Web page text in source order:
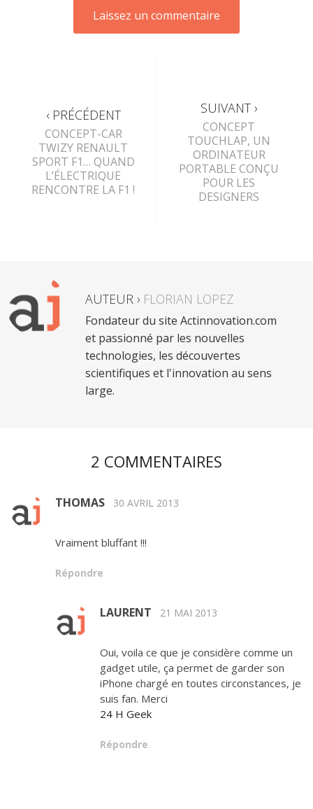
‹ PRÉCÉDENT
CONCEPT-CAR
TWIZY RENAULT
SPORT F1… QUAND
L’ÉLECTRIQUE
RENCONTRE LA F1 !
SUIVANT ›
CONCEPT
TOUCHLAP, UN
ORDINATEUR
PORTABLE CONÇU
POUR LES
DESIGNERS
AUTEUR › FLORIAN LOPEZ
Fondateur du site Actinnovation.com
et passionné par les nouvelles
technologies, les découvertes
scientifiques et l'innovation au sens
large.
2 COMMENTAIRES
THOMAS 30 AVRIL 2013
Vraiment bluffant !!!
Répondre
LAURENT 21 MAI 2013
Oui, voila ce que je considère comme un
gadget utile, ça permet de garder son
iPhone chargé en toutes circonstances, je
suis fan. Merci
24 H Geek
Répondre